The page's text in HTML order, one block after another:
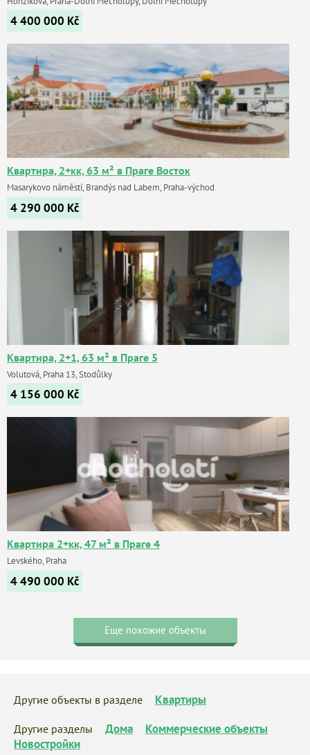
4 400 000 Kč
Квартира, 2+кк, 63 м² в Праге Восток
Masarykovo náměstí, Brandýs nad Labem, Praha-východ
4 290 000 Kč
Квартира, 2+1, 63 м² в Праге 5
Volutová, Praha 13, Stodůlky
4 156 000 Kč
Квартира 2+кк, 47 м² в Праге 4
Levského, Praha
4 490 000 Kč
Еще похожие объекты
Другие объекты в разделе Квартиры
Другие разделы Дома
Коммерческие объекты
Новостройки